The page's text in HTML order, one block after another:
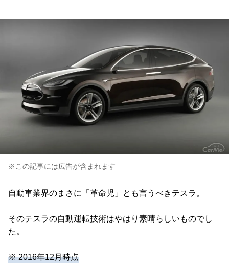
※この記事には広告が含まれます
自動車業界のまさに「革命児」とも言うべきテスラ。
そのテスラの自動運転技術はやはり素晴らしいものでし
た。
※ 2016年12月時点